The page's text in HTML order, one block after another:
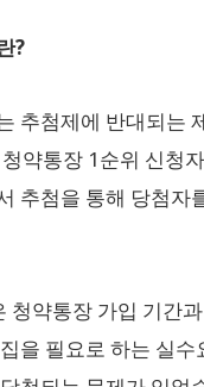
?
추첨제에 반대되는
약통장 1순위 신청
추첨을 통해 당첨자
청약통장 가입 기간
을 필요로 하는 실수